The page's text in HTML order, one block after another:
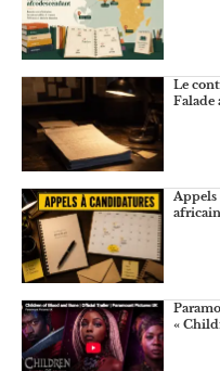
Le
Falade
Appels
«